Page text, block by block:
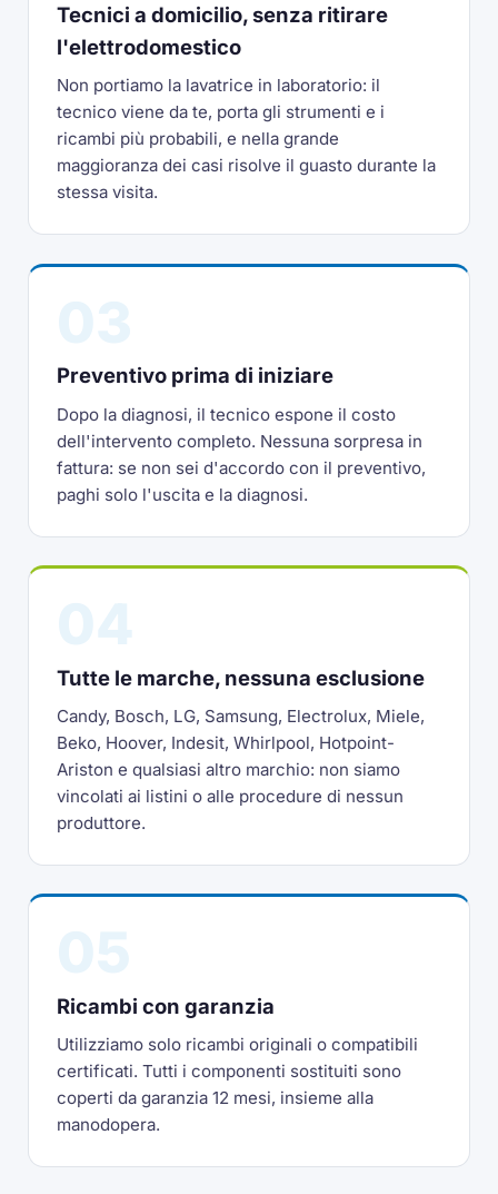
Tecnici a domicilio, senza ritirare
l'elettrodomestico
Non portiamo la lavatrice in laboratorio: il
tecnico viene da te, porta gli strumenti e i
ricambi più probabili, e nella grande
maggioranza dei casi risolve il guasto durante la
stessa visita.
Preventivo prima di iniziare
Dopo la diagnosi, il tecnico espone il costo
dell'intervento completo. Nessuna sorpresa in
fattura: se non sei d'accordo con il preventivo,
paghi solo l'uscita e la diagnosi.
Tutte le marche, nessuna esclusione
Candy, Bosch, LG, Samsung, Electrolux, Miele,
Beko, Hoover, Indesit, Whirlpool, Hotpoint-
Ariston e qualsiasi altro marchio: non siamo
vincolati ai listini o alle procedure di nessun
produttore.
Ricambi con garanzia
Utilizziamo solo ricambi originali o compatibili
certificati. Tutti i componenti sostituiti sono
coperti da garanzia 12 mesi, insieme alla
manodopera.